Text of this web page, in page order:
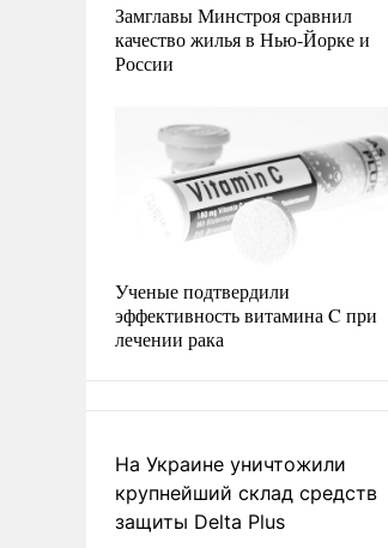
Замглавы Минстроя сравнил
качество жилья в Нью-Йорке и
России
Ученые подтвердили
эффективность витамина C при
лечении рака
На Украине уничтожили
крупнейший склад средств
защиты Delta Plus